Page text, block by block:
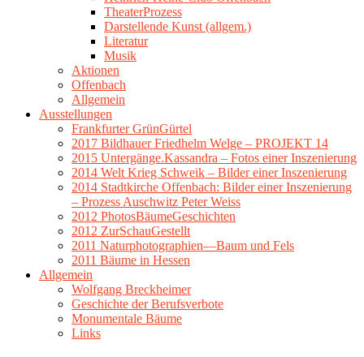
TheaterProzess
Darstellende Kunst (allgem.)
Literatur
Musik
Aktionen
Offenbach
Allgemein
Ausstellungen
Frankfurter GrünGürtel
2017 Bildhauer Friedhelm Welge – PROJEKT 14
2015 Untergänge.Kassandra – Fotos einer Inszenierung
2014 Welt Krieg Schweik – Bilder einer Inszenierung
2014 Stadtkirche Offenbach: Bilder einer Inszenierung
– Prozess Auschwitz Peter Weiss
2012 PhotosBäumeGeschichten
2012 ZurSchauGestellt
2011 Naturphotographien—Baum und Fels
2011 Bäume in Hessen
Allgemein
Wolfgang Breckheimer
Geschichte der Berufsverbote
Monumentale Bäume
Links